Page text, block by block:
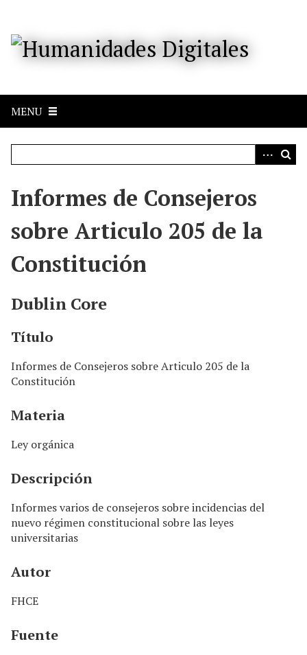
a
c
MENU
Informes de Consejeros
sobre Articulo 205 de la
Constitución
Dublin Core
Título
Informes de Consejeros sobre Articulo 205 de la
Constitución
Materia
Ley orgánica
Descripción
Informes varios de consejeros sobre incidencias del
nuevo régimen constitucional sobre las leyes
universitarias
Autor
FHCE
Fuente